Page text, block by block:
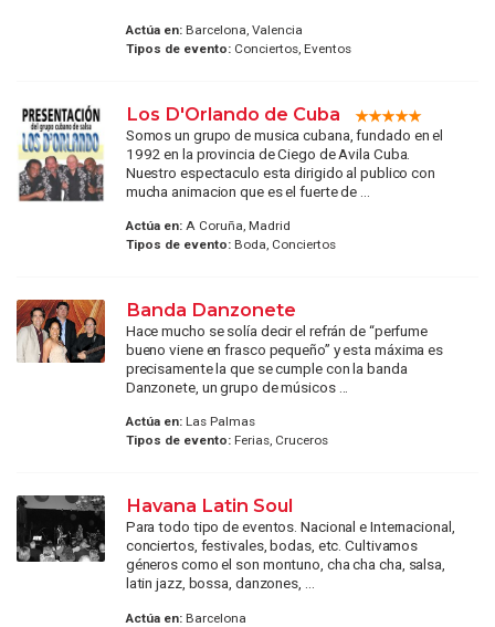
Actúa en:Barcelona, Valencia
Tipos de evento:Conciertos, Eventos
Los D'Orlando de Cuba
Somos un grupo de musica cubana, fundado en el
1992 en la provincia de Ciego de Avila Cuba.
Nuestro espectaculo esta dirigido al publico con
mucha animacion que es el fuerte de ...
Actúa en:A Coruña, Madrid
Tipos de evento:Boda, Conciertos
Banda Danzonete
Hace mucho se solía decir el refrán de “perfume
bueno viene en frasco pequeño” y esta máxima es
precisamente la que se cumple con la banda
Danzonete, un grupo de músicos ...
Actúa en:Las Palmas
Tipos de evento:Ferias, Cruceros
Havana Latin Soul
Para todo tipo de eventos. Nacional e Internacional,
conciertos, festivales, bodas, etc. Cultivamos
géneros como el son montuno, cha cha cha, salsa,
latin jazz, bossa, danzones, ...
Actúa en:Barcelona